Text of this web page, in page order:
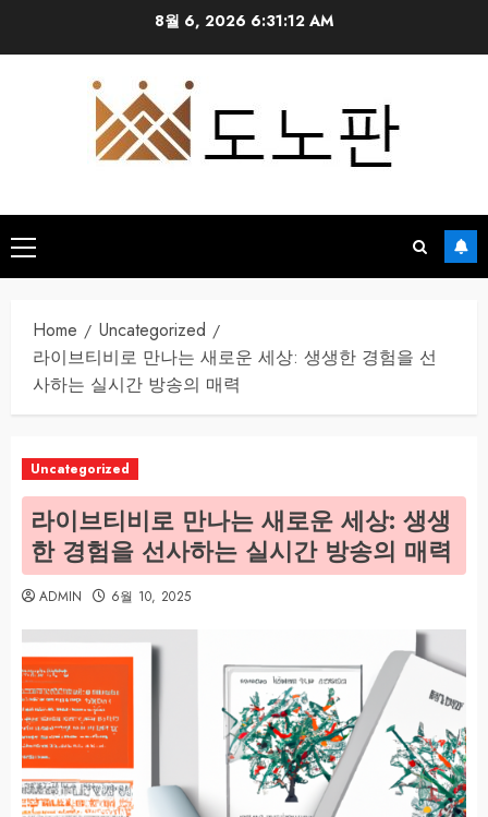
8월 6, 2026 6:31:13 AM
Primary
Menu
Home
Uncategorized
라이브티비로 만나는 새로운 세상: 생생한 경험을 선
사하는 실시간 방송의 매력
Uncategorized
라이브티비로 만나는 새로운 세상: 생생
한 경험을 선사하는 실시간 방송의 매력
ADMIN 6월 10, 2025